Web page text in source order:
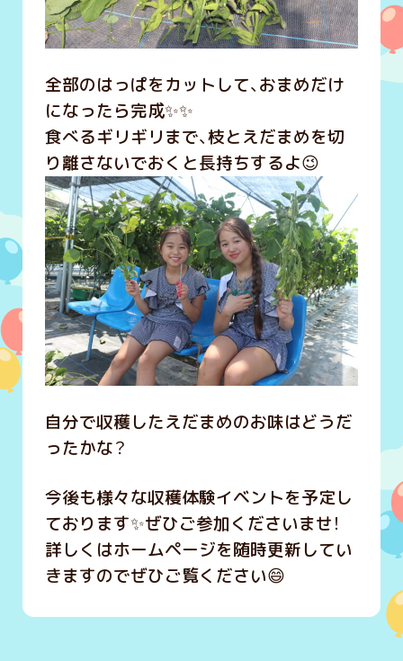
全部のはっぱをカットして、おまめだけ
になったら完成✨✨
食べるギリギリまで、枝とえだまめを切
り離さないでおくと長持ちするよ😉
自分で収穫したえだまめのお味はどうだ
ったかな？
今後も様々な収穫体験イベントを予定し
ております✨ぜひご参加くださいませ！
詳しくはホームページを随時更新してい
きますのでぜひご覧ください😄